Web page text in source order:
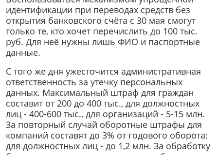
идентификации при переводах средств без
открытия банковского счёта с 30 мая смогут
только те, кто хочет перечислить до 100 тыс.
руб. Для неё нужны лишь ФИО и паспортные
данные.
С того же дня ужесточится административная
ответственность за утечку персональных
данных. Максимальный штраф для граждан
составит от 200 до 400 тыс., для должностных
лиц - 400-600 тыс., для организаций - 5-15 млн.
За повторный случай оборотные штрафы для
компаний составят до 3% от годового оборота;
для должностных лиц - до 1,2 млн. За обработку